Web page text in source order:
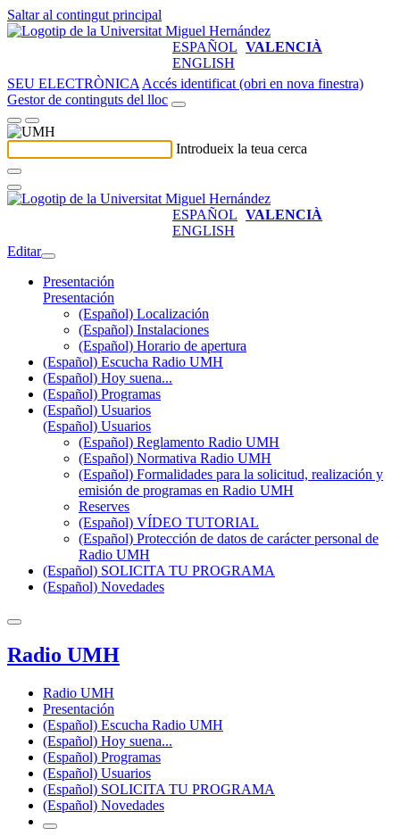
Saltar al contingut principal
ESPAÑOL VALENCIÀ
ENGLISH
SEU ELECTRÒNICA Accés identificat (obri en nova finestra)
Gestor de continguts del lloc
Introdueix la teua cerca
ESPAÑOL VALENCIÀ
ENGLISH
Editar
Presentación
Presentación
(Español) Localización
(Español) Instalaciones
(Español) Horario de apertura
(Español) Escucha Radio UMH
(Español) Hoy suena...
(Español) Programas
(Español) Usuarios
(Español) Usuarios
(Español) Reglamento Radio UMH
(Español) Normativa Radio UMH
(Español) Formalidades para la solicitud, realización y
emisión de programas en Radio UMH
Reserves
(Español) VÍDEO TUTORIAL
(Español) Protección de datos de carácter personal de
Radio UMH
(Español) SOLICITA TU PROGRAMA
(Español) Novedades
Radio UMH
Radio UMH
Presentación
(Español) Escucha Radio UMH
(Español) Hoy suena...
(Español) Programas
(Español) Usuarios
(Español) SOLICITA TU PROGRAMA
(Español) Novedades